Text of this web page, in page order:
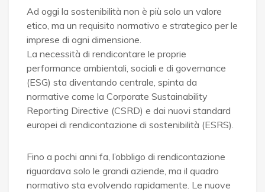
Ad oggi la sostenibilità non è più solo un valore
etico, ma un requisito normativo e strategico per le
imprese di ogni dimensione.
La necessità di rendicontare le proprie
performance ambientali, sociali e di governance
(ESG) sta diventando centrale, spinta da
normative come la Corporate Sustainability
Reporting Directive (CSRD) e dai nuovi standard
europei di rendicontazione di sostenibilità (ESRS).
Fino a pochi anni fa, l’obbligo di rendicontazione
riguardava solo le grandi aziende, ma il quadro
normativo sta evolvendo rapidamente. Le nuove